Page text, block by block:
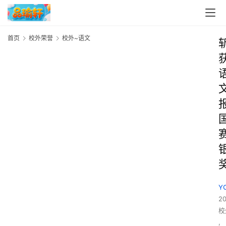
首页 校外荣誉 校外~语文
,